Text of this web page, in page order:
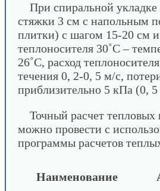
При спиральной укладке
стяжки 3 см с напольным
плитки) с шагом 15-20 см и
теплоносителя 30˚С –
26˚С, расход
течения 0, 2-0, 5 м/с,
приблизительно 5 кПа (0,
Точный расчет тепловых
можно провести с
программы расчетов
Наименование